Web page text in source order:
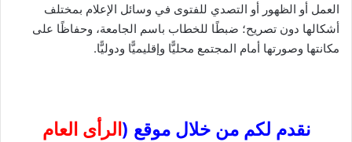
العمل أو الظهور أو التصدي للفتوى في وسائل الإعلام بمختلف
أشكالها دون تصريح؛ ضبطًا للخطاب باسم الجامعة، وحفاظًا على
مكانتها وصورتها أمام المجتمع محليًّا وإقليميًّا ودوليًّا.
نقدم لكم من خلال موقع (الرأى العام